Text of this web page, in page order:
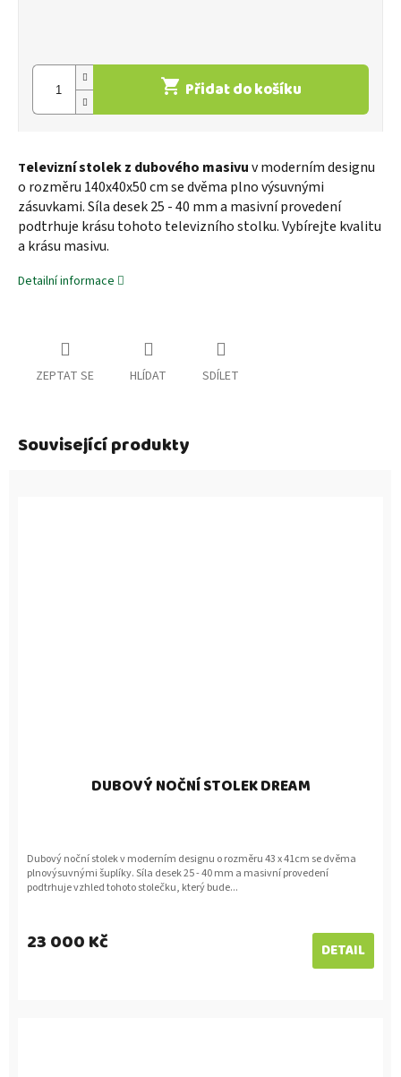
Přidat do košíku
Televizní stolek z dubového masivuv moderním designu
o rozměru 140x40x50 cm se dvěma plno výsuvnými
zásuvkami. Síla desek 25 - 40 mm a masivní provedení
podtrhuje krásu tohoto televizního stolku. Vybírejte kvalitu
a krásu masivu.
Detailní informace
ZEPTAT SE HLÍDAT SDÍLET
Související produkty
DUBOVÝ NOČNÍ STOLEK DREAM
23 000 Kč DETAIL
Dubový noční stolek v moderním designu o rozměru 43 x 41cm se dvěma
plnovýsuvnými šuplíky. Síla desek 25 - 40 mm a masivní provedení
podtrhuje vzhled tohoto stolečku, který bude...